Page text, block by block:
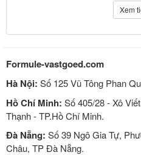
Xem
Formule-vastgoed.com
Hà Nội: Số 125 Vũ Tông Phan
Hồ Chí Minh: Số 405/28 - Xô
Thạnh - TP.Hồ Chí Minh.
Đà Nẵng: Số 39 Ngô Gia Tự,
Châu, TP Đà Nẵng.